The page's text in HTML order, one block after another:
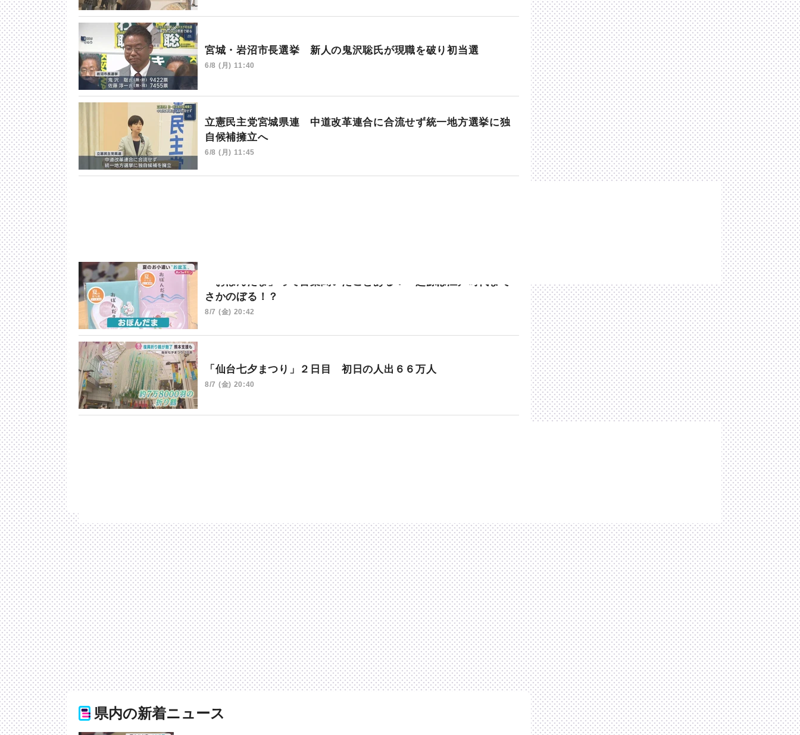
宮城・岩沼市長選挙 新人の鬼沢聡氏が現職を破り初当選
6/8 (月) 11:40
立憲民主党宮城県連 中道改革連合に合流せず統一地方選挙に独
自候補擁立へ
6/8 (月) 11:45
「おぼんだま」って言葉聞いたことある？ 起源は江戸時代まで
さかのぼる！？
8/7 (金) 20:42
「仙台七夕まつり」２日目 初日の人出６６万人
8/7 (金) 20:40
県内の新着ニュース